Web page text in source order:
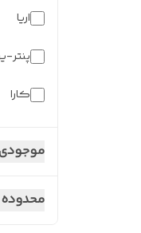
اریا
کارا
ناب سل